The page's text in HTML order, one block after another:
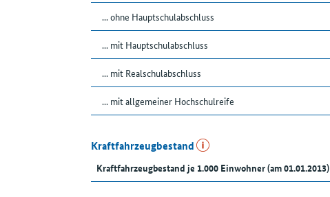
... ohne Hauptschulabschluss
... mit Hauptschulabschluss
... mit Realschulabschluss
... mit allgemeiner Hochschulreife
Kraftfahrzeugbestand
Kraftfahrzeugbestand je 1.000 Einwohner (am 01.01.2013)